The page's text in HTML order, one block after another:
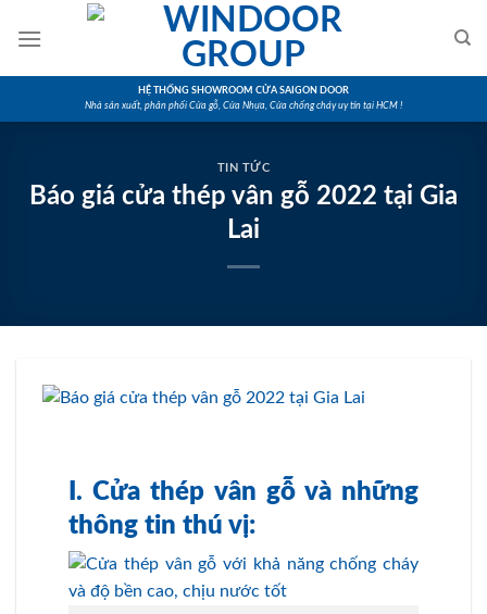
HỆ THỐNG SHOWROOM CỬA SAIGON DOOR
Nhà sản xuất, phân phối Cửa gỗ, Cửa Nhựa, Cửa chống cháy uy tín tại HCM !
TIN TỨC
Báo giá cửa thép vân gỗ 2022 tại Gia
Lai
I. Cửa thép vân gỗ và những
thông tin thú vị: